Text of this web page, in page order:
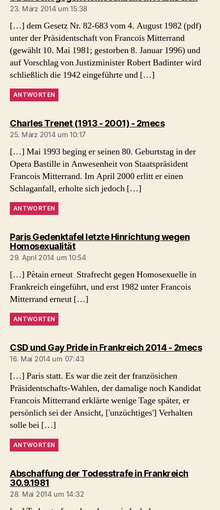
23. März 2014 um 15:38
[…] dem Gesetz Nr. 82-683 vom 4. August 1982 (pdf)
unter der Präsidentschaft von Francois Mitterrand
(gewählt 10. Mai 1981; gestorben 8. Januar 1996) und
auf Vorschlag von Justizminister Robert Badinter wird
schließlich die 1942 eingeführte und […]
ANTWORTEN
Charles Trenet (1913 - 2001) - 2mecssagt:
25. März 2014 um 10:17
[…] Mai 1993 beging er seinen 80. Geburtstag in der
Opera Bastille in Anwesenheit von Staatspräsident
Francois Mitterrand. Im April 2000 erlitt er einen
Schlaganfall, erholte sich jedoch […]
ANTWORTEN
Paris Gedenktafel letzte Hinrichtung wegen
Homosexualitätsagt:
29. April 2014 um 10:54
[…] Pètain erneut Strafrecht gegen Homosexuelle in
Frankreich eingeführt, und erst 1982 unter Francois
Mitterrand erneut […]
ANTWORTEN
CSD und Gay Pride in Frankreich 2014 - 2mecs
16. Mai 2014 um 07:43
[…] Paris statt. Es war die zeit der französichen
Präsidentschafts-Wahlen, der damalige noch Kandidat
Francois Mitterrand erklärte wenige Tage später, er
persönlich sei der Ansicht, ['unzüchtiges'] Verhalten
solle bei […]
ANTWORTEN
Abschaffung der Todesstrafe in Frankreich
30.9.1981 sagt:
28. Mai 2014 um 14:32